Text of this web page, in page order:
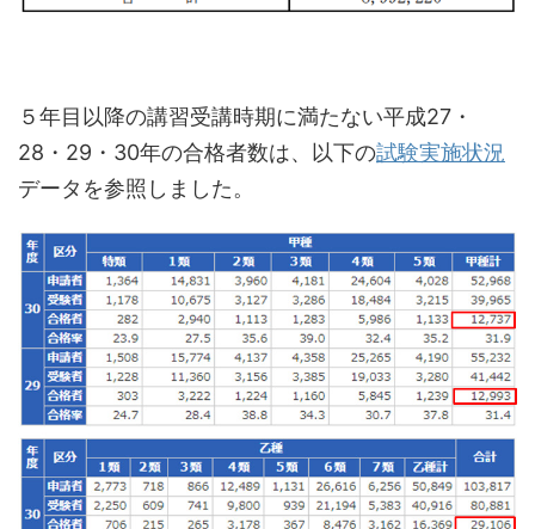
５年目以降の講習受講時期に満たない平成27・
28・29・30年の合格者数は、以下の試験実施状況
データを参照しました。